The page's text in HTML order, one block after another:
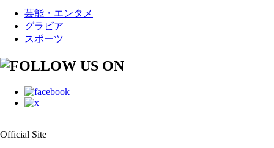
芸能・エンタメ
グラビア
スポーツ
Official Site